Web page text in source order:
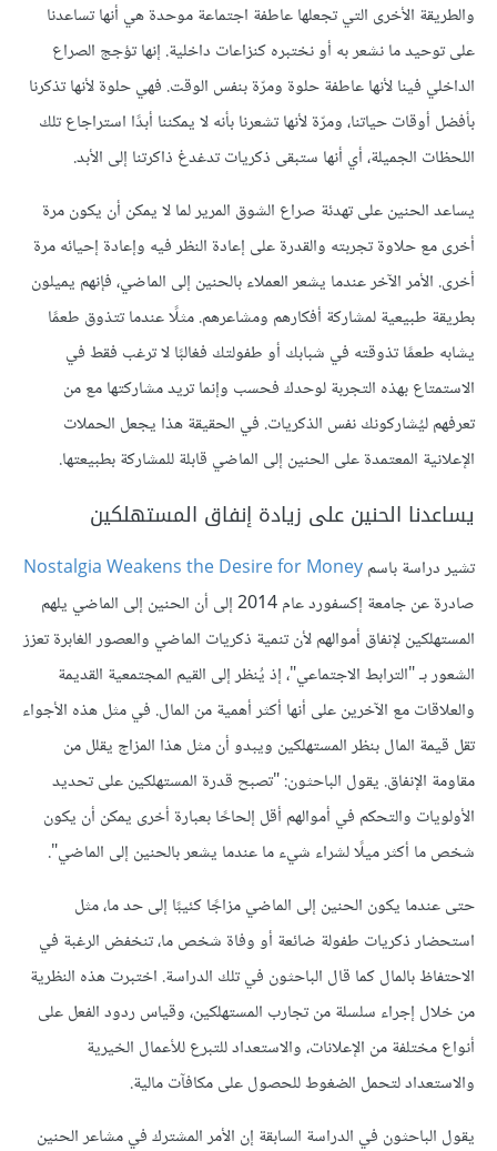
والطريقة الأخرى التي تجعلها عاطفة اجتماعة موحدة هي أنها تساعدنا
على توحيد ما نشعر به أو نختبره كنزاعات داخلية. إنها تؤجج الصراع
الداخلي فينا لأنها عاطفة حلوة ومرّة بنفس الوقت. فهي حلوة لأنها تذكرنا
بأفضل أوقات حياتنا، ومرّة لأنها تشعرنا بأنه لا يمكننا أبدًا استراجاع تلك
اللحظات الجميلة، أي أنها ستبقى ذكريات تدغدغ ذاكرتنا إلى الأبد.
يساعد الحنين على تهدئة صراع الشوق المرير لما لا يمكن أن يكون مرة
أخرى مع حلاوة تجربته والقدرة على إعادة النظر فيه وإعادة إحيائه مرة
أخرى. الأمر الآخر عندما يشعر العملاء بالحنين إلى الماضي، فإنهم يميلون
بطريقة طبيعية لمشاركة أفكارهم ومشاعرهم. مثلًا عندما تتذوق طعمًا
يشابه طعمًا تذوقته في شبابك أو طفولتك فغالبًا لا ترغب فقط في
الاستمتاع بهذه التجربة لوحدك فحسب وإنما تريد مشاركتها مع من
تعرفهم ليُشاركونك نفس الذكريات. في الحقيقة هذا يجعل الحملات
الإعلانية المعتمدة على الحنين إلى الماضي قابلة للمشاركة بطبيعتها.
يساعدنا الحنين على زيادة إنفاق المستهلكين
تشير دراسة باسمNostalgia Weakens the Desire for Money
صادرة عن جامعة إكسفورد عام 2014 إلى أن الحنين إلى الماضي يلهم
المستهلكين لإنفاق أموالهم لأن تنمية ذكريات الماضي والعصور الغابرة تعزز
الشعور بـ "الترابط الاجتماعي"، إذ يُنظر إلى القيم المجتمعية القديمة
والعلاقات مع الآخرين على أنها أكثر أهمية من المال. في مثل هذه الأجواء
تقل قيمة المال بنظر المستهلكين ويبدو أن مثل هذا المزاج يقلل من
مقاومة الإنفاق. يقول الباحثون: "تصبح قدرة المستهلكين على تحديد
الأولويات والتحكم في أموالهم أقل إلحاحًا بعبارة أخرى يمكن أن يكون
شخص ما أكثر ميلًا لشراء شيء ما عندما يشعر بالحنين إلى الماضي".
حتى عندما يكون الحنين إلى الماضي مزاجًا كئيبًا إلى حد ما، مثل
استحضار ذكريات طفولة ضائعة أو وفاة شخص ما، تنخفض الرغبة في
الاحتفاظ بالمال كما قال الباحثون في تلك الدراسة. اختبرت هذه النظرية
من خلال إجراء سلسلة من تجارب المستهلكين، وقياس ردود الفعل على
أنواع مختلفة من الإعلانات، والاستعداد للتبرع للأعمال الخيرية
والاستعداد لتحمل الضغوط للحصول على مكافآت مالية.
يقول الباحثون في الدراسة السابقة إن الأمر المشترك في مشاعر الحنين